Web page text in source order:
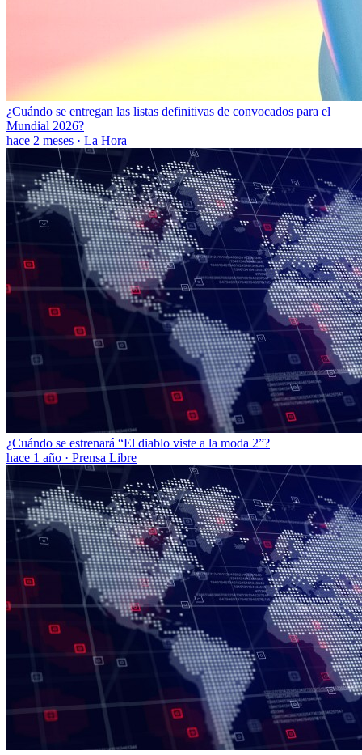
¿Cuándo se entregan las listas definitivas de convocados para el
Mundial 2026?
hace 2 meses · La Hora
¿Cuándo se estrenará “El diablo viste a la moda 2”?
hace 1 año · Prensa Libre